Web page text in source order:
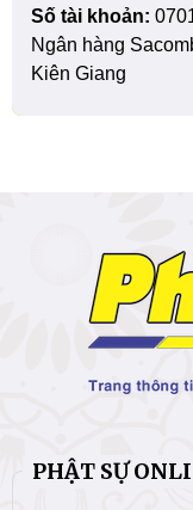
Số tài khoản:
Ngân hàng
Kiên Giang
PHẬT SỰ